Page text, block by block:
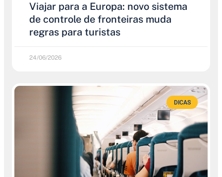
Viajar para a Europa: novo sistema
de controle de fronteiras muda
regras para turistas
24/06/2026
DICAS